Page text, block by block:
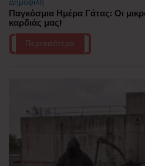
Παγκόσμια Ημέρα Γάτας: Οι
καρδιάς μας!
Περισσότερα